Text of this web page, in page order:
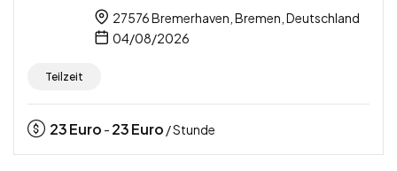
27576 Bremerhaven, Bremen, Deutschland
04/08/2026
Teilzeit
23Euro - 23Euro / Stunde